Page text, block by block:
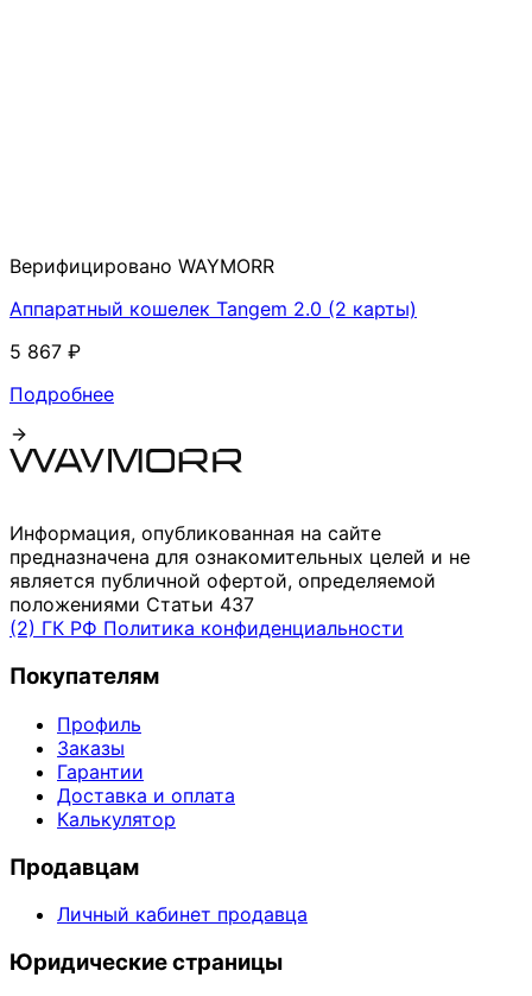
Верифицировано WAYMORR
Аппаратный кошелек Tangem 2.0 (2 карты)
5 867 ₽
Подробнее
Информация, опубликованная на сайте
предназначена для ознакомительных целей и не
является публичной офертой, определяемой
положениями Статьи 437
(2) ГК РФ Политика конфиденциальности
Покупателям
Профиль
Заказы
Гарантии
Доставка и оплата
Калькулятор
Продавцам
Личный кабинет продавца
Юридические страницы